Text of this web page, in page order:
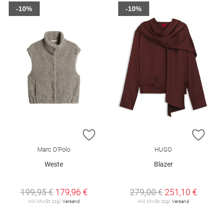
ZUR WUNSCHLISTE HINZUFÜGEN
Marc O'Polo
Weste
199,95 € 179,96 €
inkl. MwSt. zzgl. Versand
-10%
HUGO
Blazer
279,00 € 251,10 €
inkl. MwSt. zzgl. Versand
-10%